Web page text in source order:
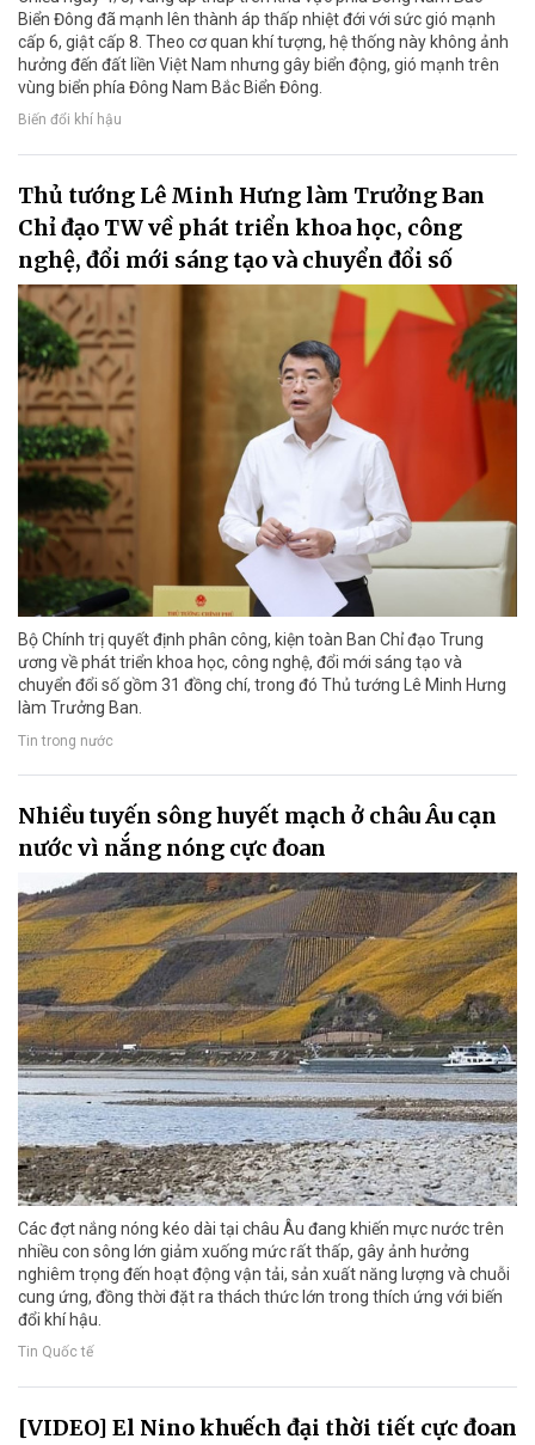
Biển Đông đã mạnh lên thành áp thấp nhiệt đới với sức gió mạnh
cấp 6, giật cấp 8. Theo cơ quan khí tượng, hệ thống này không ảnh
hưởng đến đất liền Việt Nam nhưng gây biển động, gió mạnh trên
vùng biển phía Đông Nam Bắc Biển Đông.
Biến đổi khí hậu
Thủ tướng Lê Minh Hưng làm Trưởng Ban
Chỉ đạo TW về phát triển khoa học, công
nghệ, đổi mới sáng tạo và chuyển đổi số
Bộ Chính trị quyết định phân công, kiện toàn Ban Chỉ đạo Trung
ương về phát triển khoa học, công nghệ, đổi mới sáng tạo và
chuyển đổi số gồm 31 đồng chí, trong đó Thủ tướng Lê Minh Hưng
làm Trưởng Ban.
Tin trong nước
Nhiều tuyến sông huyết mạch ở châu Âu cạn
nước vì nắng nóng cực đoan
Các đợt nắng nóng kéo dài tại châu Âu đang khiến mực nước trên
nhiều con sông lớn giảm xuống mức rất thấp, gây ảnh hưởng
nghiêm trọng đến hoạt động vận tải, sản xuất năng lượng và chuỗi
cung ứng, đồng thời đặt ra thách thức lớn trong thích ứng với biến
đổi khí hậu.
Tin Quốc tế
[VIDEO] El Nino khuếch đại thời tiết cực đoan